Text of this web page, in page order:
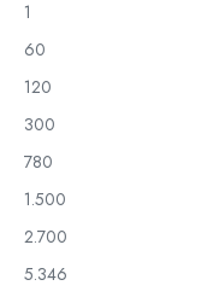
1
60
120
300
780
1.500
2.700
5.346